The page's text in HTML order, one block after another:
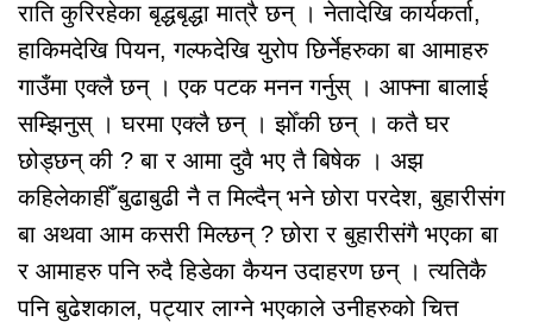
राति कुरिरहेका बृद्धबृद्धा मात्रै छन् । नेतादेखि कार्यकर्ता,
हाकिमदेखि पियन, गल्फदेखि युरोप छिर्नेहरुका बा आमाहरु
गाउँमा एक्लै छन् । एक पटक मनन गर्नुस् । आफ्ना बालाई
सम्झिनुस् । घरमा एक्लै छन् । झोँकी छन् । कतै घर
छोड्छन् की ? बा र आमा दुवै भए तै बिषेक । अझ
कहिलेकाहीँ बुढाबुढी नै त मिल्दैन् भने छोरा परदेश, बुहारीसंग
बा अथवा आम कसरी मिल्छन् ? छोरा र बुहारीसंगै भएका बा
र आमाहरु पनि रुदै हिडेका कैयन उदाहरण छन् । त्यतिकै
पनि बुढेशकाल, पट्यार लाग्ने भएकाले उनीहरुको चित्त